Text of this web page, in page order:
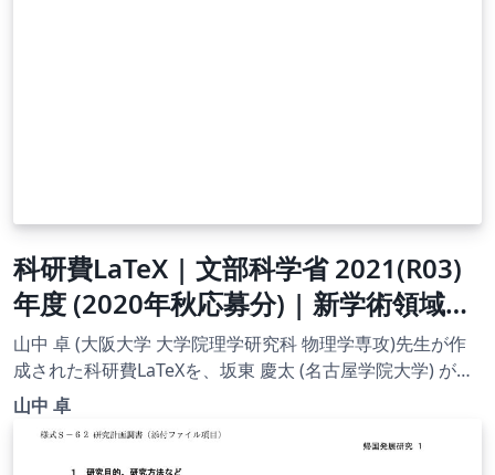
科研費LaTeX | 文部科学省 2021(R03)
年度 (2020年秋応募分) | 新学術領域研
究（終了研究領域) | 2020.09.02
山中 卓 (大阪大学 大学院理学研究科 物理学専攻)先生が作
成された科研費LaTeXを、坂東 慶太 (名古屋学院大学) が了
承を得てテンプレート登録しています。 詳細はこちら↓を
山中 卓